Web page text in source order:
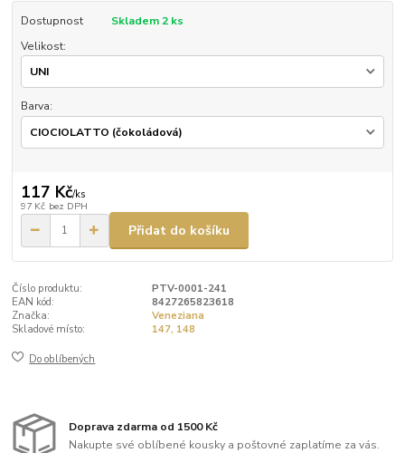
Dostupnost
Skladem 2 ks
Velikost:
Barva:
117 Kč/ks
97 Kč bez DPH
Přidat do košíku
Číslo produktu:
PTV-0001-241
EAN kód:
8427265823618
Značka:
Veneziana
Skladové místo:
147, 148
Do oblíbených
Doprava zdarma od 1500 Kč
Nakupte své oblíbené kousky a poštovné zaplatíme za vás.